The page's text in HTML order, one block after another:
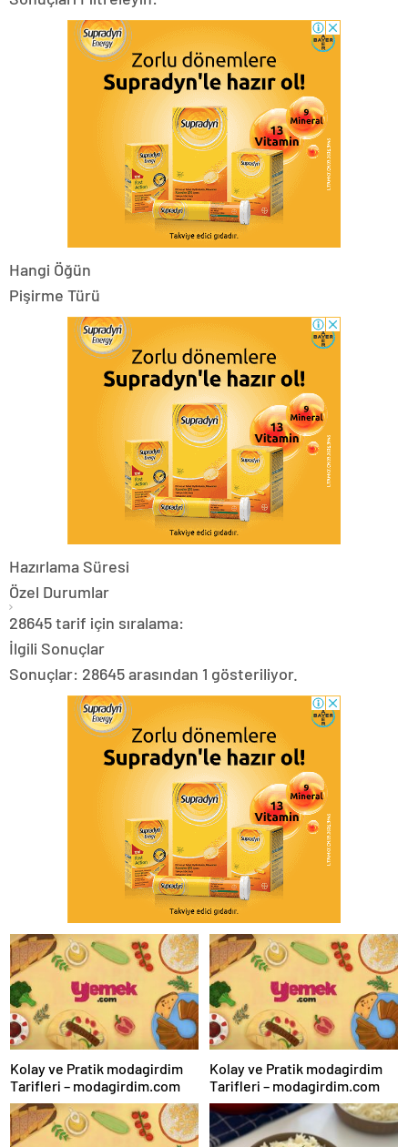
Hangi Öğün
Pişirme Türü
Hazırlama Süresi
Özel Durumlar
28645 tarif için sıralama:
İlgili Sonuçlar
Sonuçlar: 28645 arasından 1 gösteriliyor.
Kolay ve Pratik modagirdim
Tarifleri – modagirdim.com
Kolay ve Pratik modagirdim
Tarifleri – modagirdim.com